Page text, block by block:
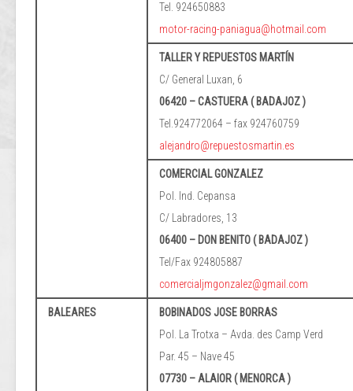
Tel. 924650883
motor-racing-paniagua@hotmail.com
TALLER Y REPUESTOS MARTÍN
C/ General Luxan, 6
06420 – CASTUERA ( BADAJOZ )
Tel.924772064 – fax 924760759
alejandro@repuestosmartin.es
COMERCIAL GONZALEZ
Pol. Ind. Cepansa
C/ Labradores, 13
06400 – DON BENITO ( BADAJOZ )
Tel/Fax 924805887
comercialjmgonzalez@gmail.com
BALEARES
BOBINADOS JOSE BORRAS
Pol. La Trotxa – Avda. des Camp Verd
Par. 45 – Nave 45
07730 – ALAIOR ( MENORCA )